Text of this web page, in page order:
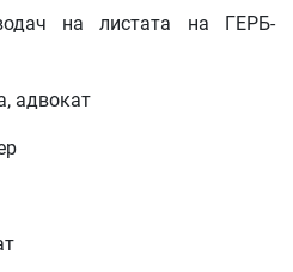
на листата на ГЕРБ-
адвокат